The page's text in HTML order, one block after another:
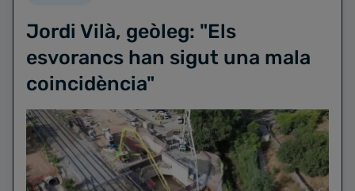
Jordi Vilà, geòleg: "Els
esvorancs han sigut una mala
coincidència"